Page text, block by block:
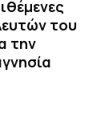
του
την